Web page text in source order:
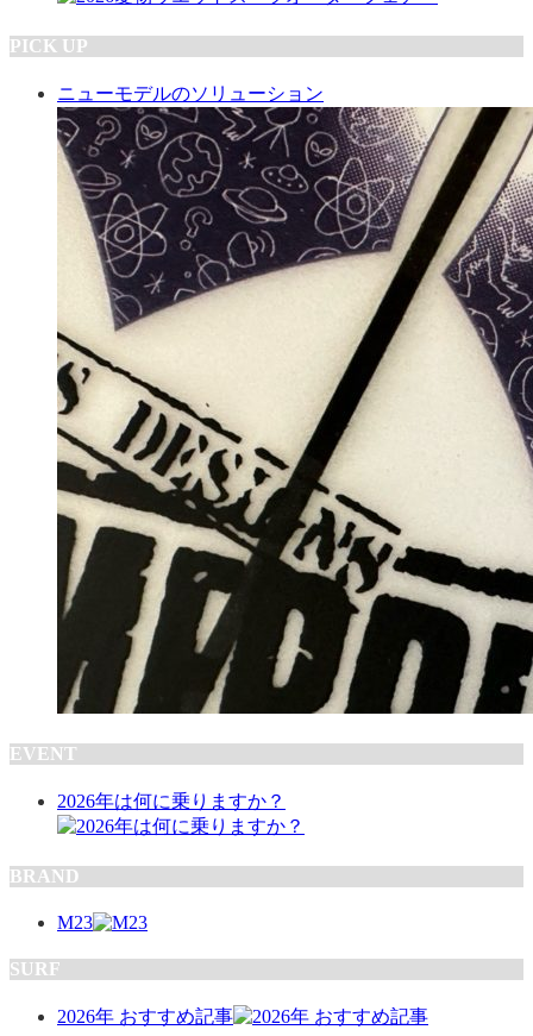
PICK UP
ニューモデルのソリューション
EVENT
2026年は何に乗りますか？
BRAND
M23
SURF
2026年 おすすめ記事